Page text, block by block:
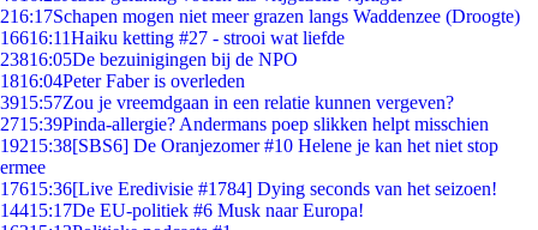
216:17Schapen mogen niet meer grazen langs Waddenzee (Droogte)
16616:11Haiku ketting #27 - strooi wat liefde
23816:05De bezuinigingen bij de NPO
1816:04Peter Faber is overleden
3915:57Zou je vreemdgaan in een relatie kunnen vergeven?
2715:39Pinda-allergie? Andermans poep slikken helpt misschien
19215:38[SBS6] De Oranjezomer #10 Helene je kan het niet stop
ermee
17615:36[Live Eredivisie #1784] Dying seconds van het seizoen!
14415:17De EU-politiek #6 Musk naar Europa!